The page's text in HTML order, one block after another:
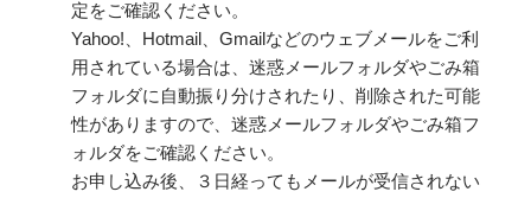
定をご確認ください。
Yahoo!、Hotmail、Gmailなどのウェブメールをご利
用されている場合は、迷惑メールフォルダやごみ箱
フォルダに自動振り分けされたり、削除された可能
性がありますので、迷惑メールフォルダやごみ箱フ
ォルダをご確認ください。
お申し込み後、３日経ってもメールが受信されない